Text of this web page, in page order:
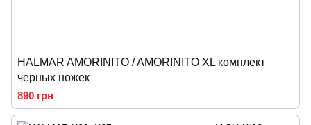
HALMAR AMORINITO / AMORINITO XL комплект
черных ножек
890 грн